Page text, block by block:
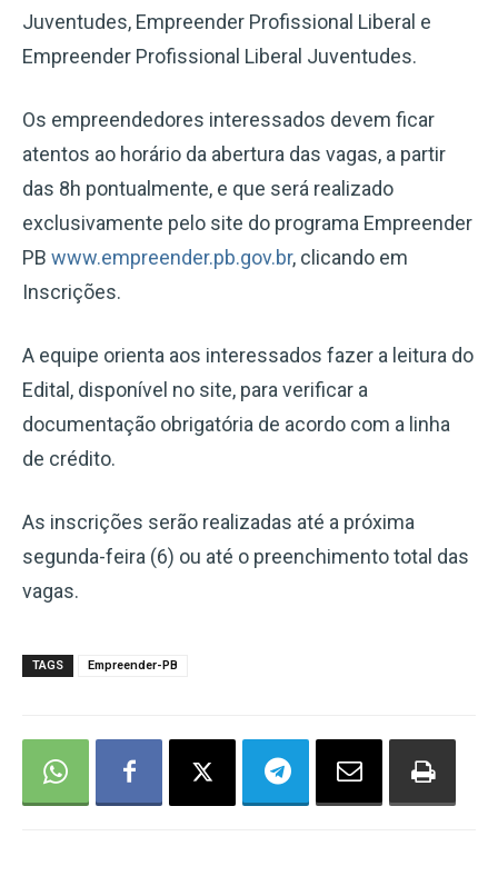
Juventudes, Empreender Profissional Liberal e
Empreender Profissional Liberal Juventudes.
Os empreendedores interessados devem ficar
atentos ao horário da abertura das vagas, a partir
das 8h pontualmente, e que será realizado
exclusivamente pelo site do programa Empreender
PB www.empreender.pb.gov.br, clicando em
Inscrições.
A equipe orienta aos interessados fazer a leitura do
Edital, disponível no site, para verificar a
documentação obrigatória de acordo com a linha
de crédito.
As inscrições serão realizadas até a próxima
segunda-feira (6) ou até o preenchimento total das
vagas.
TAGS Empreender-PB